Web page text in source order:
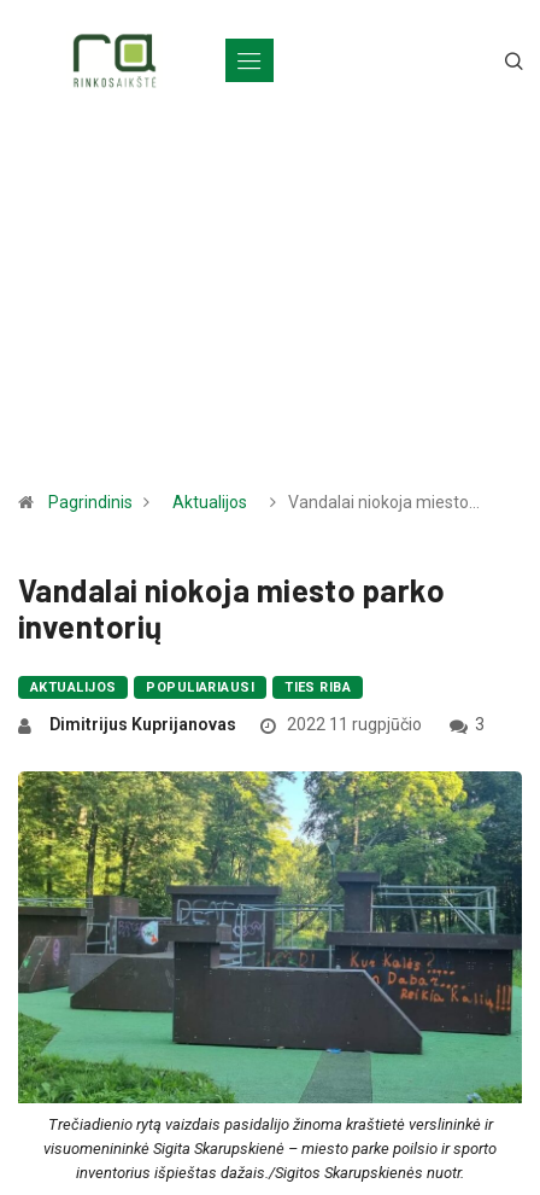
Pagrindinis Aktualijos Vandalai niokoja miesto…
Vandalai niokoja miesto parko
inventorių
AKTUALIJOS POPULIARIAUSI TIES RIBA
Dimitrijus Kuprijanovas 2022 11 rugpjūčio 3
Trečiadienio rytą vaizdais pasidalijo žinoma kraštietė verslininkė ir
visuomenininkė Sigita Skarupskienė – miesto parke poilsio ir sporto
inventorius išpieštas dažais./Sigitos Skarupskienės nuotr.